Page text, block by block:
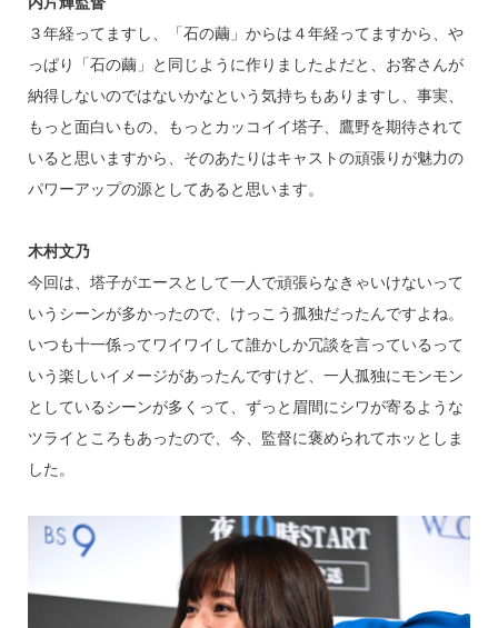
３年経ってますし、「石の繭」からは４年経ってますから、や
っぱり「石の繭」と同じように作りましたよだと、お客さんが
納得しないのではないかなという気持ちもありますし、事実、
もっと面白いもの、もっとカッコイイ塔子、鷹野を期待されて
いると思いますから、そのあたりはキャストの頑張りが魅力の
パワーアップの源としてあると思います。
木村文乃
今回は、塔子がエースとして一人で頑張らなきゃいけないって
いうシーンが多かったので、けっこう孤独だったんですよね。
いつも十一係ってワイワイして誰かしか冗談を言っているって
いう楽しいイメージがあったんですけど、一人孤独にモンモン
としているシーンが多くって、ずっと眉間にシワが寄るような
ツライところもあったので、今、監督に褒められてホッとしま
した。